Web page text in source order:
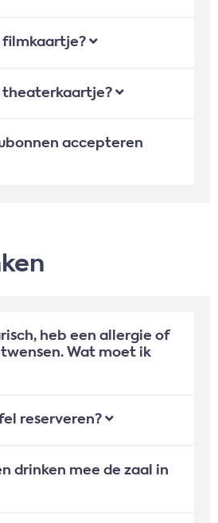
filmkaartje?
theaterkaartje?
accepteren
heb een allergie of
Wat moet ik
reserveren?
drinken mee de zaal in